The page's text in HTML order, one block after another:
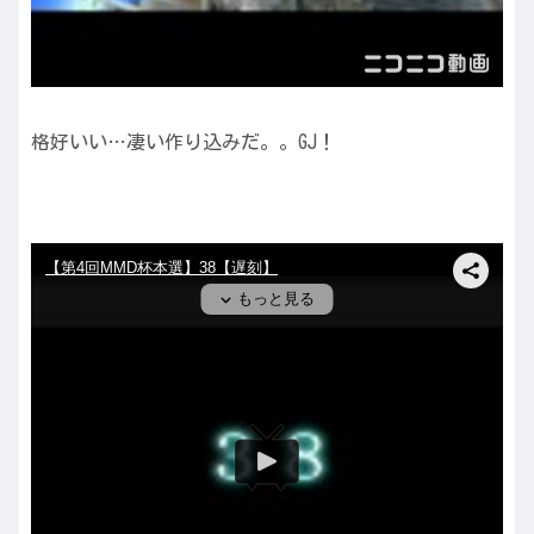
格好いい…凄い作り込みだ。。GJ！